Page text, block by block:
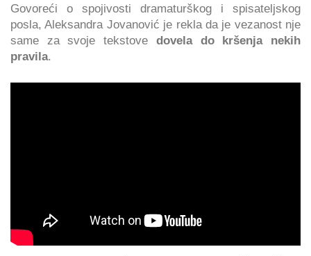
Govoreći o spojivosti dramaturškog i spisateljskog
posla, Aleksandra Jovanović je rekla da je vezanost nje
same za svoje tekstove dovela do kršenja nekih
pravila.